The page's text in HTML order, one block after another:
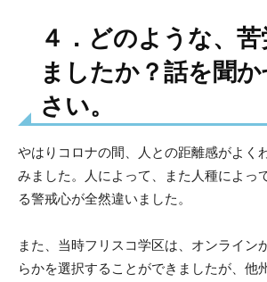
４．どのような、苦
ましたか？話を聞
さい。
やはりコロナの間、人との距離感がよく
みました。人によって、また人種によっ
る警戒心が全然違いました。
また、当時フリスコ学区は、オンライン
らかを選択することができましたが、他